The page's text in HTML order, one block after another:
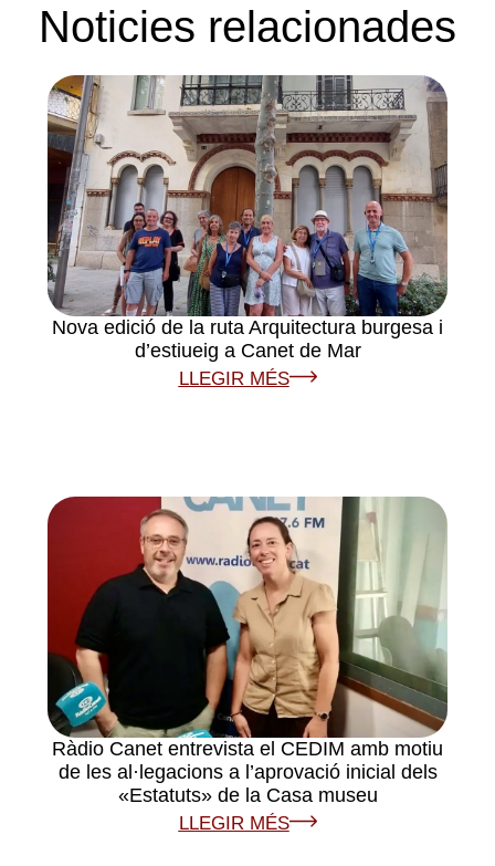
Noticies relacionades
Nova edició de la ruta Arquitectura burgesa i
d’estiueig a Canet de Mar
LLEGIR MÉS
Ràdio Canet entrevista el CEDIM amb motiu
de les al·legacions a l’aprovació inicial dels
«Estatuts» de la Casa museu
LLEGIR MÉS